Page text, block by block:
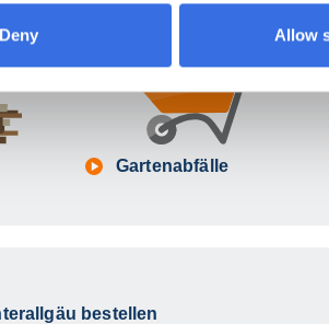
Deny Allow
Gartenabfälle
bestellen